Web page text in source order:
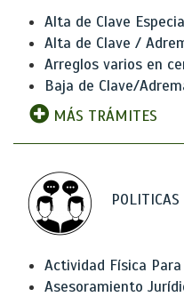
Alta de Clave
Alta de Clave /
Arreglos varios en
Baja de Clave/
MÁS TRÁMITES
POLITICAS
Actividad Física
Asesoramiento